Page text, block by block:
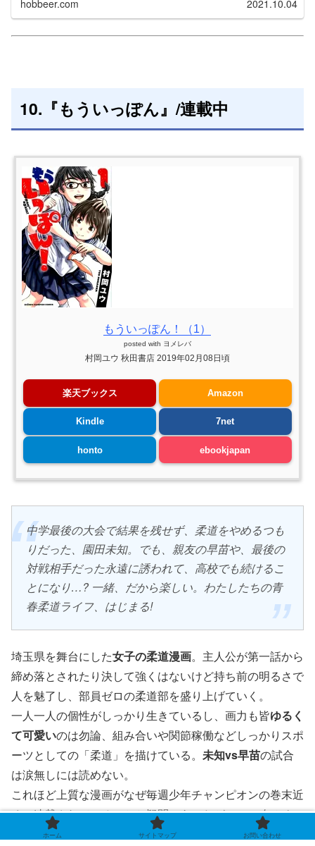
hobbeer.com 2021.10.04
10.『もういっぽん』/連載中
もういっぽん！（1）
posted with ヨメレバ
村岡ユウ 秋田書店 2019年02月08日頃
楽天ブックス Amazon
Kindle 7net
honto ebookjapan
中学最後の大会で結果を残せず、柔道をやめるつも
りだった、園田未知。でも、親友の早苗や、最後の
対戦相手だった永遠に誘われて、高校でも続けるこ
とになり…? 一緒、だから楽しい。わたしたちの青
春柔道ライフ、はじまる!
埼玉県を舞台にした女子の柔道漫画。主人公が第一話から
締め落とされたり決して強くはないけど持ち前の明るさで
人を魅了し、部員ゼロの柔道部を盛り上げていく。
一人一人の個性がしっかり生きているし、画力も皆ゆるく
て可愛いのは勿論、組み合いや関節稼働などしっかりスポ
ーツとしての「柔道」を描けている。 未知vs早苗の試合
は涙無しには読めない。
これほど上質な漫画がなぜ毎週少年チャンピオンの巻末近
くに連載されているのかと疑問であったが、2018年から5
年間弱の連載後、現在は『僕ヤバ』同様「
マンガクロス
ホーム サイトマップ お問い合わせ